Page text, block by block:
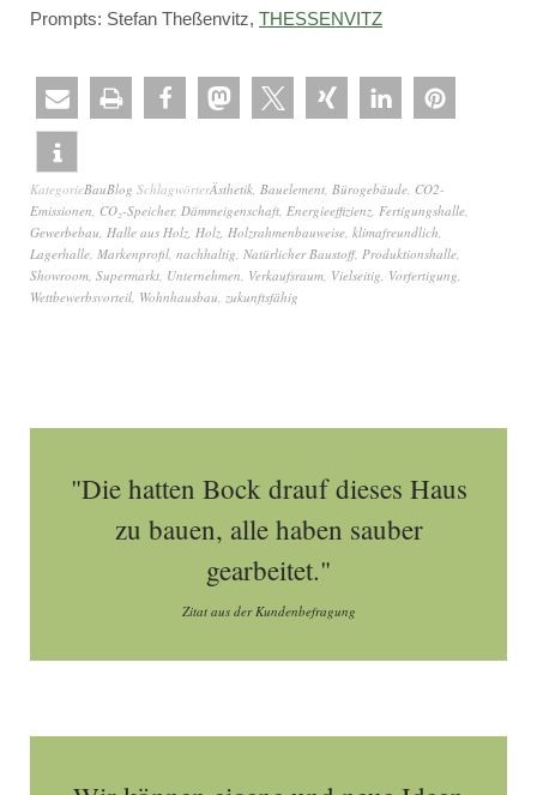
Prompts: Stefan Theßenvitz, THESSENVITZ
KategorieBauBlog SchlagwörterÄsthetik, Bauelement, Bürogebäude, CO2-
Emissionen, CO₂-Speicher, Dämmeigenschaft, Energieeffizienz, Fertigungshalle,
Gewerbebau, Halle aus Holz, Holz, Holzrahmenbauweise, klimafreundlich,
Lagerhalle, Markenprofil, nachhaltig, Natürlicher Baustoff, Produktionshalle,
Showroom, Supermarkt, Unternehmen, Verkaufsraum, Vielseitig, Vorfertigung,
Wettbewerbsvorteil, Wohnhausbau, zukunftsfähig
"Die hatten Bock drauf dieses Haus
zu bauen, alle haben sauber
gearbeitet."
Zitat aus der Kundenbefragung